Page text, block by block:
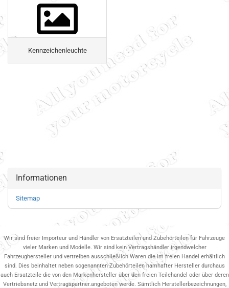
Kennzeichenleuchte
Informationen
Sitemap
Wir sind freier Importeur und Händler von Ersatzteilen und Zubehörteilen für Fahrzeuge
vieler Marken und Modelle. Wir sind kein Vertragshändler irgendwelcher
Fahrzeughersteller und vertreiben ausschließlich Waren die im freien Handel erhältlich
sind. Dies beinhaltet neben sogenannten Zubehörteilen namhafter Hersteller durchaus
auch Ersatzteile die von den Markenhersteller über den freien Teilehandel oder über deren
Vertriebsnetz und Vertragspartner.angeboten werde. Sämtlich Herstellerbezeichnungen,